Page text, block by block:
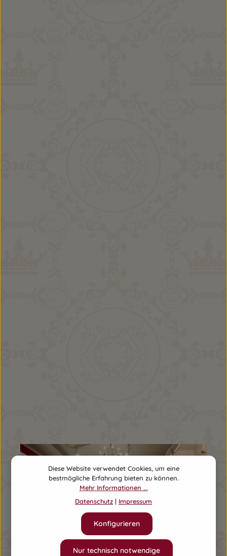
Diese Website verwendet Cookies, um eine
bestmögliche Erfahrung bieten zu können.
Mehr Informationen ...
Datenschutz | Impressum
Nur technisch notwendige
Konfigurieren